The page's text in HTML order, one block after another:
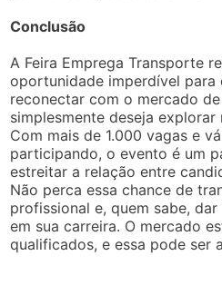
Conclusão
A Feira Emprega Transporte
oportunidade imperdível para
reconectar com o mercado
simplesmente deseja
Com mais de 1.000 vagas e
participando, o evento é um
estreitar a relação entre
Não perca essa chance de
profissional e, quem sabe,
em sua carreira. O mercado
qualificados, e essa pode ser